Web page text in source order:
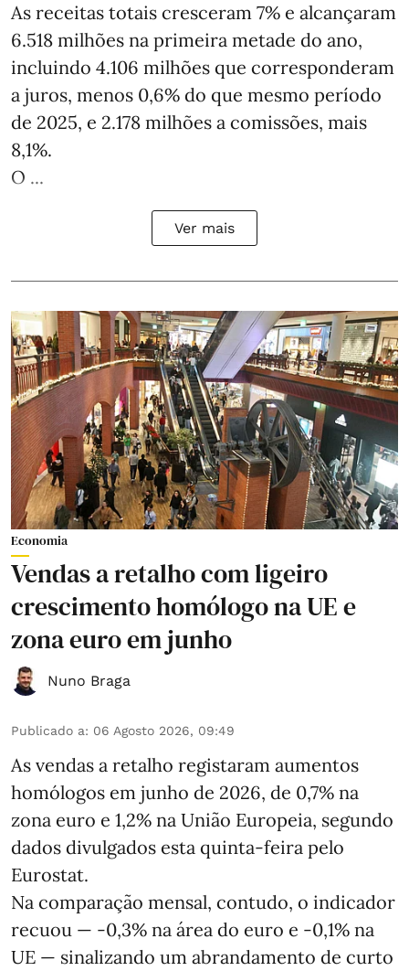
As receitas totais cresceram 7% e alcançaram
6.518 milhões na primeira metade do ano,
incluindo 4.106 milhões que corresponderam
a juros, menos 0,6% do que mesmo período
de 2025, e 2.178 milhões a comissões, mais
8,1%.
O ...
Ver mais
Economia
Vendas a retalho com ligeiro
crescimento homólogo na UE e
zona euro em junho
Nuno Braga
Publicado a: 06 Agosto 2026, 09:49
As vendas a retalho registaram aumentos
homólogos em junho de 2026, de 0,7% na
zona euro e 1,2% na União Europeia, segundo
dados divulgados esta quinta-feira pelo
Eurostat.
Na comparação mensal, contudo, o indicador
recuou — -0,3% na área do euro e -0,1% na
UE — sinalizando um abrandamento de curto